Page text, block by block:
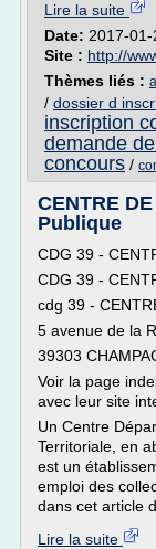
Lire la suite
Date: 2017-
Site : http://
Thèmes liés :
/ dossier d
inscription
demande
concours /
CENTRE
Publique
CDG 39 -
CDG 39 -
cdg 39 -
5 avenue de la
39303
Voir la page
avec leur site
Un Centre
Territoriale, en
est un
emploi des
dans cet article
Lire la suite